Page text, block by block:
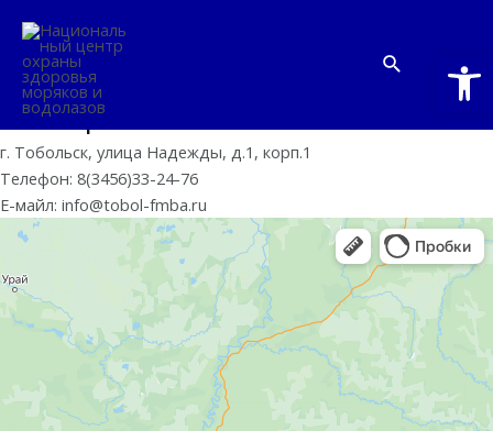
содержимому
Поиск
Тобольская больница, ФГБУЗ
ЗСМЦ ФМБА России
г. Тобольск, улица Надежды, д.1, корп.1
Телефон: 8(3456)33-24-76
E-мaйл: info@tobol-fmba.ru